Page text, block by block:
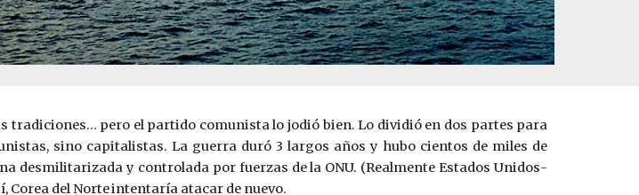
pero el partido comunista lo jodió bien. Lo dividió en dos partes para
sino capitalistas. La guerra duró 3 largos años y hubo cientos de miles de
desmilitarizada y controlada por fuerzas de la ONU. (Realmente Estados Unidos­
Corea del Norteintentaría atacar de nuevo.